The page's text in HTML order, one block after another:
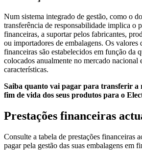
Num sistema integrado de gestão, como o
transferência de responsabilidade implica o
financeiras, a suportar pelos fabricantes,
ou importadores de embalagens. Os valores
financeiras são estabelecidos em função da
colocados anualmente no mercado nacional
características.
Saiba quanto vai pagar para transferir a
fim de vida dos seus produtos para o
Prestações financeiras
Consulte a tabela de prestações financeiras
pagar pela gestão das suas embalagens em